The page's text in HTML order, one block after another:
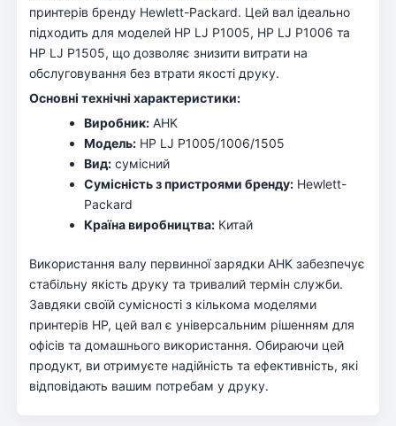
принтерів бренду Hewlett-Packard. Цей вал ідеально
підходить для моделей HP LJ P1005, HP LJ P1006 та
HP LJ P1505, що дозволяє знизити витрати на
обслуговування без втрати якості друку.
Основні технічні характеристики:
Виробник: AHK
Модель: HP LJ P1005/1006/1505
Вид: сумісний
Сумісність з пристроями бренду: Hewlett-
Packard
Країна виробництва: Китай
Використання валу первинної зарядки AHK забезпечує
стабільну якість друку та тривалий термін служби.
Завдяки своїй сумісності з кількома моделями
принтерів HP, цей вал є універсальним рішенням для
офісів та домашнього використання. Обираючи цей
продукт, ви отримуєте надійність та ефективність, які
відповідають вашим потребам у друку.